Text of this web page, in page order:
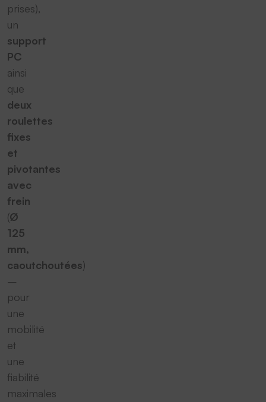
prises),
un
support
PC
ainsi
que
deux
roulettes
fixes
et
pivotantes
avec
frein
(Ø
125
mm,
caoutchoutées)
–
pour
une
mobilité
et
une
fiabilité
maximales